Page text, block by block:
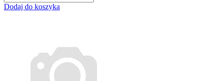
Dodaj do koszyka